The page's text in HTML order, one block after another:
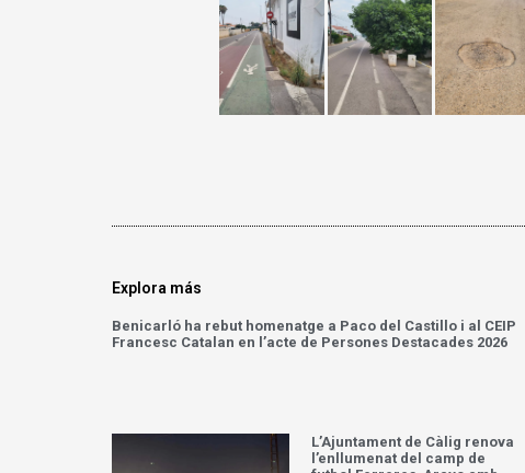
Explora más
Benicarló ha rebut homenatge a Paco del Castillo i al CEIP
Francesc Catalan en l’acte de Persones Destacades 2026
L’Ajuntament de Càlig renova
l’enllumenat del camp de